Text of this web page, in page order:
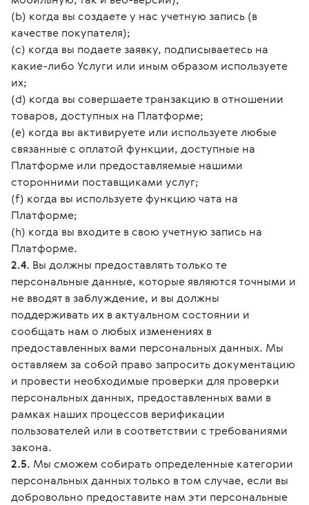
(b) когда вы создаете у нас учетную запись (в
качестве покупателя);
(с) когда вы подаете заявку, подписываетесь на
какие-либо Услуги или иным образом используете
их;
(d) когда вы совершаете транзакцию в отношении
товаров, доступных на Платформе;
(e) когда вы активируете или используете любые
связанные с оплатой функции, доступные на
Платформе или предоставляемые нашими
сторонними поставщиками услуг;
(f) когда вы используете функцию чата на
Платформе;
(h) когда вы входите в свою учетную запись на
Платформе.
2.4. Вы должны предоставлять только те
персональные данные, которые являются точными и
не вводят в заблуждение, и вы должны
поддерживать их в актуальном состоянии и
сообщать нам о любых изменениях в
предоставленных вами персональных данных. Мы
оставляем за собой право запросить документацию
и провести необходимые проверки для проверки
персональных данных, предоставленных вами в
рамках наших процессов верификации
пользователей или в соответствии с требованиями
закона.
2.5. Мы сможем собирать определенные категории
персональных данных только в том случае, если вы
добровольно предоставите нам эти персональные